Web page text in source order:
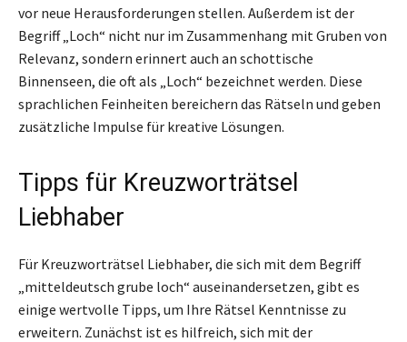
vor neue Herausforderungen stellen. Außerdem ist der
Begriff „Loch“ nicht nur im Zusammenhang mit Gruben von
Relevanz, sondern erinnert auch an schottische
Binnenseen, die oft als „Loch“ bezeichnet werden. Diese
sprachlichen Feinheiten bereichern das Rätseln und geben
zusätzliche Impulse für kreative Lösungen.
Tipps für Kreuzworträtsel
Liebhaber
Für Kreuzworträtsel Liebhaber, die sich mit dem Begriff
„mitteldeutsch grube loch“ auseinandersetzen, gibt es
einige wertvolle Tipps, um Ihre Rätsel Kenntnisse zu
erweitern. Zunächst ist es hilfreich, sich mit der